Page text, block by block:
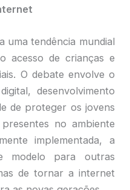
uma tendência mundial
acesso de crianças e
O debate envolve o
desenvolvimento
de proteger os jovens
no ambiente
implementada, a
modelo para outras
de tornar a internet